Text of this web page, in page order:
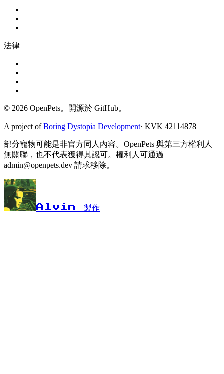
法律
© 2026 OpenPets。開源於 GitHub。
A project ofBoring Dystopia Development· KVK 42114878
部分寵物可能是非官方同人內容。OpenPets 與第三方權利人
無關聯，也不代表獲得其認可。權利人可通過
admin@openpets.dev 請求移除。
Alvin 製作